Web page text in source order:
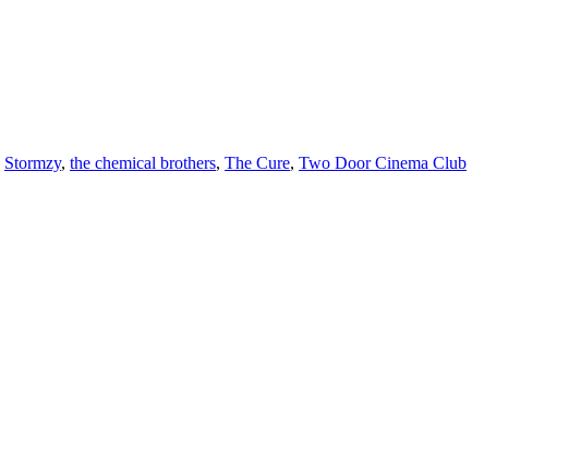
Stormzy, the chemical brothers, The Cure, Two Door Cinema Club